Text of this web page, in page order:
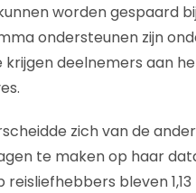
worden gespaard
ondersteunen zijn
krijgen deelnemers aan
zich van de
te maken op haar
reisliefhebbers bleven